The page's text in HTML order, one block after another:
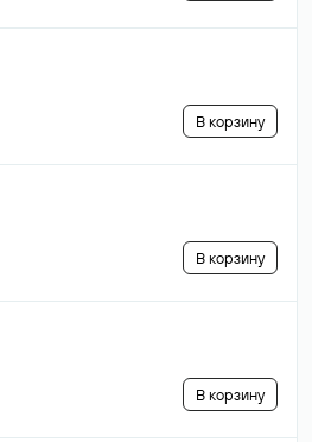
В корзину
В корзину
В корзину